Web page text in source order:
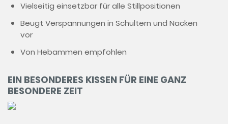
Vielseitig einsetzbar für alle Stillpositionen
Beugt Verspannungen in Schultern und Nacken
vor
Von Hebammen empfohlen
EIN BESONDERES KISSEN FÜR EINE GANZ
BESONDERE ZEIT